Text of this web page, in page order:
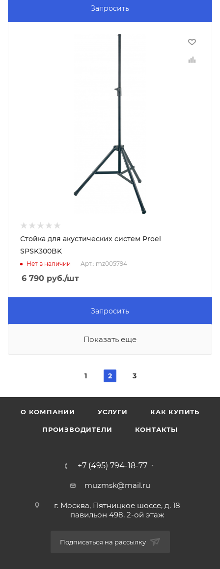
Запросить
Стойка для акустических систем Proel
SPSK300BK
Нет в наличии Арт.: mz005794
6 790 руб./шт
Запросить
Показать еще
1 2 3
О КОМПАНИИ УСЛУГИ КАК КУПИТЬ
ПРОИЗВОДИТЕЛИ КОНТАКТЫ
+7 (495) 794-18-77
muzmsk@mail.ru
г. Москва, Пятницкое шоссе, д. 18
павильон 498, 2-ой этаж
Подписаться на рассылку